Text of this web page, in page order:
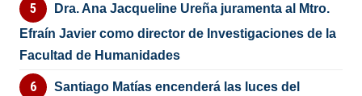
Dra. Ana Jacqueline Ureña juramenta al Mtro.
Efraín Javier como director de Investigaciones de la
Facultad de Humanidades
Santiago Matías encenderá las luces del